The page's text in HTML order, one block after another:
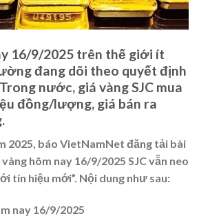
16/9/2025 trên thế giới ít
đang dõi theo quyết định
nước, giá vàng SJC mua
đồng/lượng, giá bán ra
2025, báo VietNamNet đăng tải bài
hôm nay 16/9/2025 SJC vẫn neo
tín hiệu mới”. Nội dung như sau:
nay 16/9/2025